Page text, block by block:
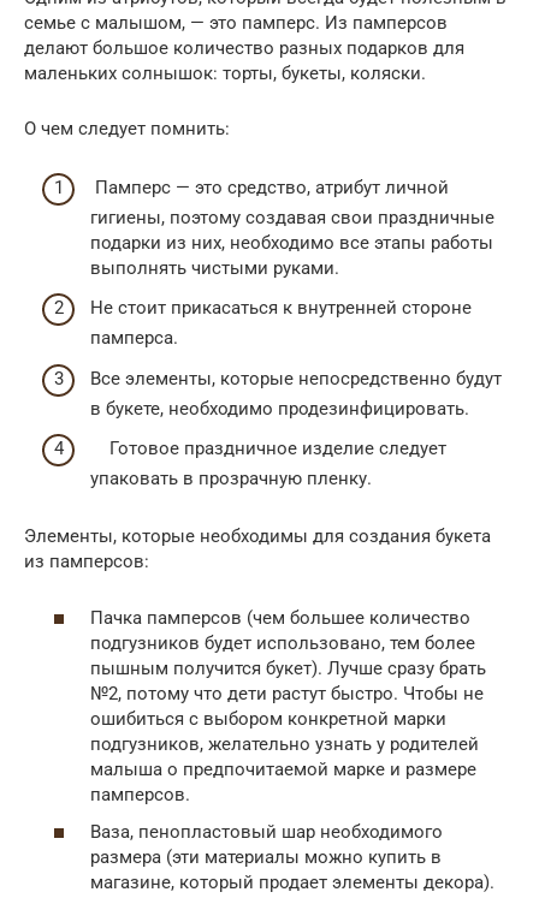
семье с малышом, — это памперс. Из памперсов
делают большое количество разных подарков для
маленьких солнышок: торты, букеты, коляски.
О чем следует помнить:
Памперс — это средство, атрибут личной
гигиены, поэтому создавая свои праздничные
подарки из них, необходимо все этапы работы
выполнять чистыми руками.
Не стоит прикасаться к внутренней стороне
памперса.
Все элементы, которые непосредственно будут
в букете, необходимо продезинфицировать.
Готовое праздничное изделие следует
упаковать в прозрачную пленку.
Элементы, которые необходимы для создания букета
из памперсов:
Пачка памперсов (чем большее количество
подгузников будет использовано, тем более
пышным получится букет). Лучше сразу брать
№2, потому что дети растут быстро. Чтобы не
ошибиться с выбором конкретной марки
подгузников, желательно узнать у родителей
малыша о предпочитаемой марке и размере
памперсов.
Ваза, пенопластовый шар необходимого
размера (эти материалы можно купить в
магазине, который продает элементы декора).